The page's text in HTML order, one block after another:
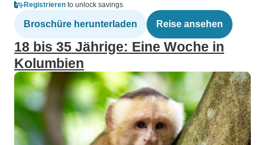
Registrieren to unlock savings
Broschüre herunterladen Reise ansehen
18 bis 35 Jährige: Eine Woche in
Kolumbien